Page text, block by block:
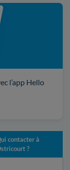
l’app Hello
contacter à
?